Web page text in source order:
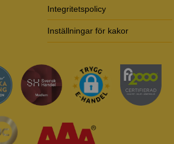
Integritetspolicy
Inställningar för kakor